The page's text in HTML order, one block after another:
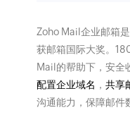
Zoho Mail企业邮箱
获邮箱国际大奖。
Mail的帮助下，安全
配置企业域名 ， 共享
沟通能力，保障邮件